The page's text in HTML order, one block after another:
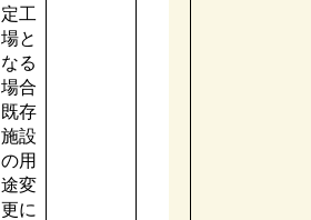
定工
場と
なる
場合
既存
施設
の用
途変
更に